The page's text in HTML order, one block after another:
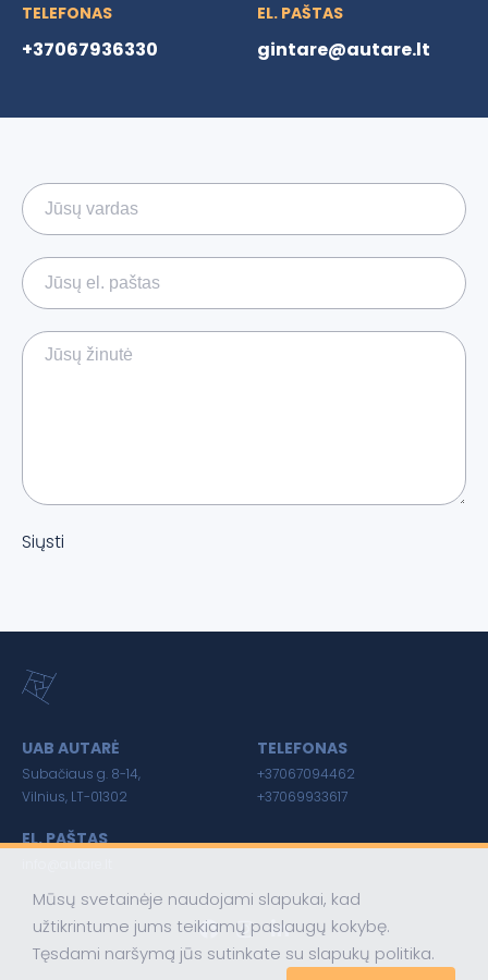
TELEFONAS
+37067936330
EL. PAŠTAS
gintare@autare.lt
Siųsti
UAB AUTARĖ
Subačiaus g. 8-14,
Vilnius, LT-01302
TELEFONAS
+37067094462
+37069933617
EL. PAŠTAS
Mūsų svetainėje naudojami slapukai, kad
užtikrintume jums teikiamų paslaugų kokybę.
Tęsdami naršymą jūs sutinkate su slapukų politika.